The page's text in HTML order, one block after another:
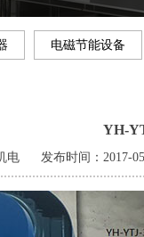
电磁节能设备
YH-
电 发布时间：2017-